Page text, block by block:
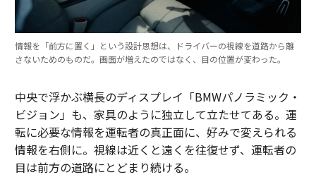
情報を「前方に置く」という設計思想は、ドライバーの視線を道路から離
さないためのものだ。画面が増えたのではなく、目の位置が変わった。
中央で浮かぶ横長のディスプレイ「BMWパノラミック・
ビジョン」も、家具のように独立して立たせてある。運
転に必要な情報を運転者の真正面に、好みで変えられる
情報を右側に。視線は近くと遠くを往復せず、運転者の
目は前方の道路にとどまり続ける。